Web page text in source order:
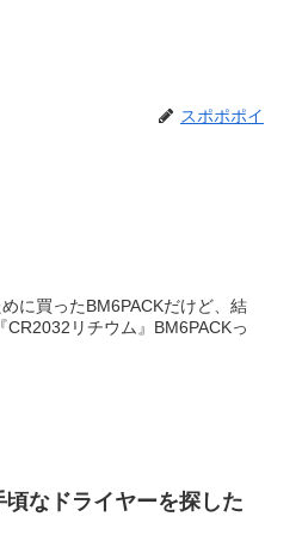
スポポポイ
に買ったBM6PACKだけど、結
リチウム』BM6PACKっ
なドライヤーを探した